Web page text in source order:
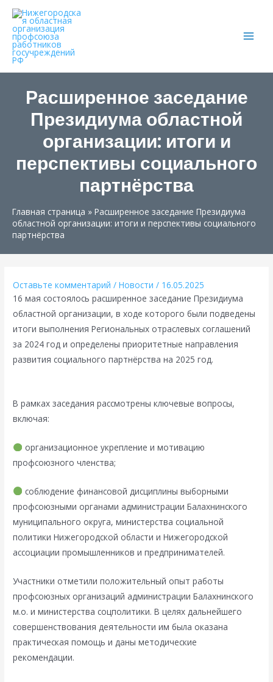
Расширенное заседание
Президиума областной
организации: итоги и
перспективы социального
партнёрства
Главная страница » Расширенное заседание Президиума
областной организации: итоги и перспективы социального
партнёрства
Оставьте комментарий /Новости / 16.05.2025
16 мая состоялось расширенное заседание Президиума
областной организации, в ходе которого были подведены
итоги выполнения Региональных отраслевых соглашений
за 2024 год и определены приоритетные направления
развития социального партнёрства на 2025 год.
В рамках заседания рассмотрены ключевые вопросы,
включая:
организационное укрепление и мотивацию
профсоюзного членства;
соблюдение финансовой дисциплины выборными
профсоюзными органами администрации Балахнинского
муниципального округа, министерства социальной
политики Нижегородской области и Нижегородской
ассоциации промышленников и предпринимателей.
Участники отметили положительный опыт работы
профсоюзных организаций администрации Балахнинского
м.о. и министерства соцполитики. В целях дальнейшего
совершенствования деятельности им была оказана
практическая помощь и даны методические
рекомендации.